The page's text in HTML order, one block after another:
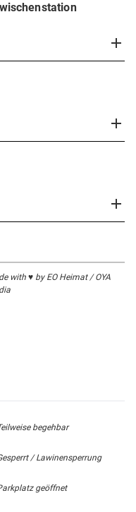
with ♥ by EO Heimat / OYA
begehbar
/ Lawinensperrung
geöffnet